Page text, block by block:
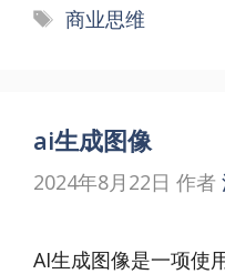
标
商业思维
ai生成图像
2024年8月22日 作者
AI生成图像是一项使